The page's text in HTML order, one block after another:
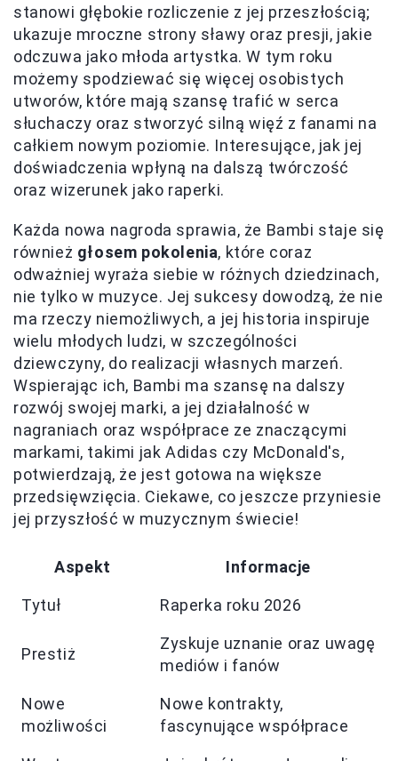
stanowi głębokie rozliczenie z jej przeszłością;
ukazuje mroczne strony sławy oraz presji, jakie
odczuwa jako młoda artystka. W tym roku
możemy spodziewać się więcej osobistych
utworów, które mają szansę trafić w serca
słuchaczy oraz stworzyć silną więź z fanami na
całkiem nowym poziomie. Interesujące, jak jej
doświadczenia wpłyną na dalszą twórczość
oraz wizerunek jako raperki.
Każda nowa nagroda sprawia, że Bambi staje się
również głosem pokolenia, które coraz
odważniej wyraża siebie w różnych dziedzinach,
nie tylko w muzyce. Jej sukcesy dowodzą, że nie
ma rzeczy niemożliwych, a jej historia inspiruje
wielu młodych ludzi, w szczególności
dziewczyny, do realizacji własnych marzeń.
Wspierając ich, Bambi ma szansę na dalszy
rozwój swojej marki, a jej działalność w
nagraniach oraz współprace ze znaczącymi
markami, takimi jak Adidas czy McDonald's,
potwierdzają, że jest gotowa na większe
przedsięwzięcia. Ciekawe, co jeszcze przyniesie
jej przyszłość w muzycznym świecie!
Aspekt Informacje
Tytuł Raperka roku 2026
Prestiż
Zyskuje uznanie oraz uwagę
mediów i fanów
Nowe
możliwości
Nowe kontrakty,
fascynujące współprace